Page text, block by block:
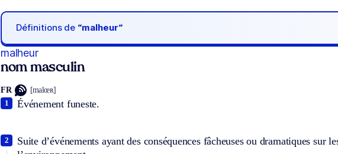
Définitions de “malheur“
malheur
nom masculin
FR [malœʀ]
Événement funeste.
1
Suite d’événements ayant des conséquences fâcheuses ou dramatiques sur
2